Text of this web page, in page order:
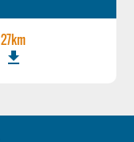
27km
file_download